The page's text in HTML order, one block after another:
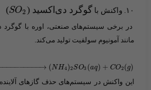
۱۰. واکنش با گوگرد دی‌اکسید (​ SO2
​)
در برخی سیستم‌های صنعتی، اوره با گوگرد
مانند آمونیوم سولفیت تولید می‌کند.
→
−−−−−−−−− (NH4 )2SO3 (aq) + CO2 (g)
این واکنش در سیستم‌های حذف گازهای